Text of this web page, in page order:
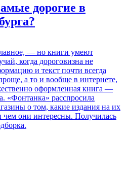
дорогие в
— но книги умеют
когда дороговизна не
и текст почти всегда
а то и вообще в интернете,
оформленная книга —
«Фонтанка» расспросила
о том, какие издания на их
они интересны. Получилась